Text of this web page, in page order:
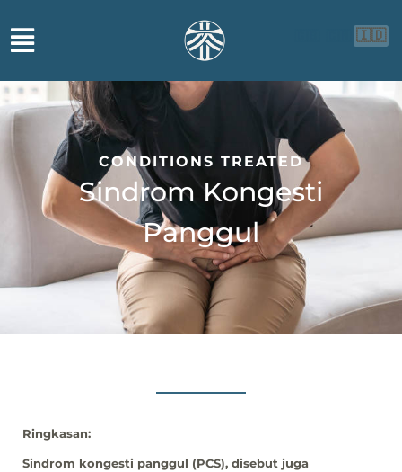
🇮🇩
CONDITIONS TREATED
Sindrom Kongesti
Panggul
Ringkasan:
Sindrom kongesti panggul (PCS), disebut juga